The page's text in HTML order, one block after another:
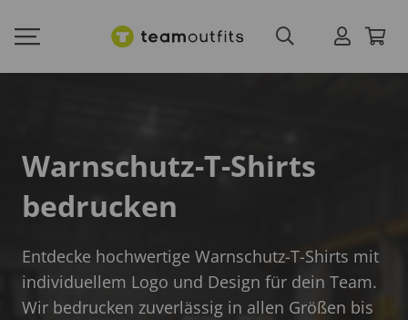
Warnschutz-T-Shirts
bedrucken
Entdecke hochwertige Warnschutz-T-Shirts mit
individuellem Logo und Design für dein Team.
Wir bedrucken zuverlässig in allen Größen bis